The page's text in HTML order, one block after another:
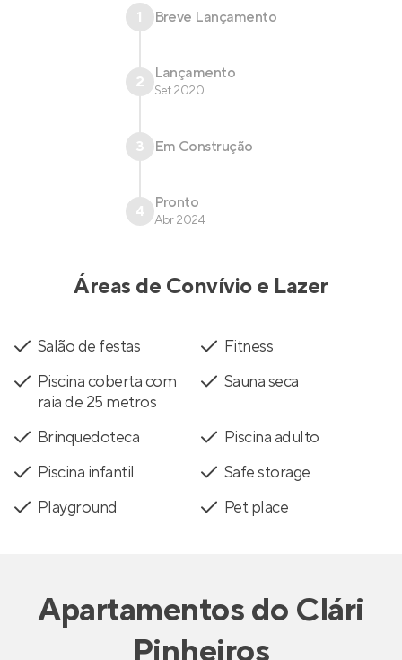
1 Breve Lançamento
2 Lançamento
Set 2020
3 Em Construção
4 Pronto
Abr 2024
Áreas de Convívio e Lazer
Salão de festas
Fitness
Piscina coberta com
raia de 25 metros
Sauna seca
Brinquedoteca
Piscina adulto
Piscina infantil
Safe storage
Playground
Pet place
Apartamentosdo Clári
Pinheiros